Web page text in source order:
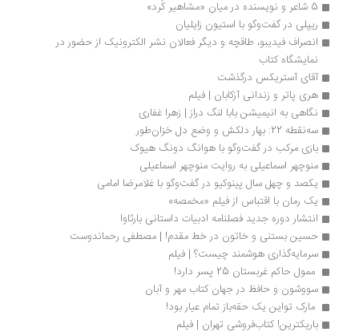
ریپلی در گفت‏‌وگو با استیون زایلیان
انصراف فیدیبو،‌ طاقچه و دیگر فعالان نشر الکترونیک از حضور در
نمایشگاه کتاب
آقای آستریکس درگذشت
هری پاتر و زندانی آزکابان | فیلم
نگاهی به انیمیشن بابا لنگ دراز | زهرا غفاری
سه‌نقطه 22: بهار دلکش و وضع دل خزان‌طور
بازی مرکب در گفت‌وگو با هوانگ دونگ هیوک
منوچهر اسماعیلی به روایت منوچهر اسماعیلی
یکصد و چهل سال پینوکیو در گفت‌وگو با غلامرضا امامی
یک رمان با اقتباس از فیلم «مخمصه»
انتشار دوره جدید فصلنامه ادبیات داستانی بارثاوا
حسین بستنی و خاتون در خط مقدم! | مصطفی رحماندوست
سرمایه‌گذاری هوشمند چیست؟ | فیلم
ممول حاکم غربستان 25 پسر دارد!
سووشون و حافظ در جهان کتاب مهر و آبان
مارک تواین یک حقه‌باز تمام عیار بود!
باریکترین! کتاب‌فروشی تهران | فیلم